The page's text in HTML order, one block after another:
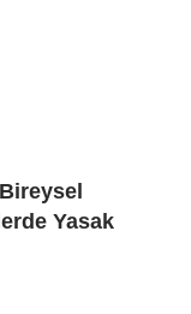
Yasak